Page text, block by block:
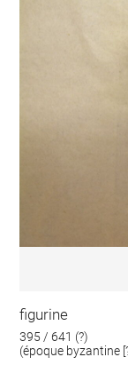
figurine
395 / 641 (?)
(époque byzantine